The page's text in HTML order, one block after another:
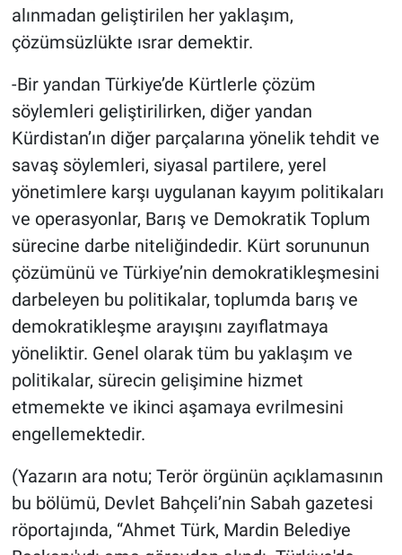
alınmadan geliştirilen her yaklaşım,
çözümsüzlükte ısrar demektir.
-Bir yandan Türkiye’de Kürtlerle çözüm
söylemleri geliştirilirken, diğer yandan
Kürdistan’ın diğer parçalarına yönelik tehdit ve
savaş söylemleri, siyasal partilere, yerel
yönetimlere karşı uygulanan kayyım politikaları
ve operasyonlar, Barış ve Demokratik Toplum
sürecine darbe niteliğindedir. Kürt sorununun
çözümünü ve Türkiye’nin demokratikleşmesini
darbeleyen bu politikalar, toplumda barış ve
demokratikleşme arayışını zayıflatmaya
yöneliktir. Genel olarak tüm bu yaklaşım ve
politikalar, sürecin gelişimine hizmet
etmemekte ve ikinci aşamaya evrilmesini
engellemektedir.
(Yazarın ara notu; Terör örgünün açıklamasının
bu bölümü, Devlet Bahçeli’nin Sabah gazetesi
röportajında, “Ahmet Türk, Mardin Belediye